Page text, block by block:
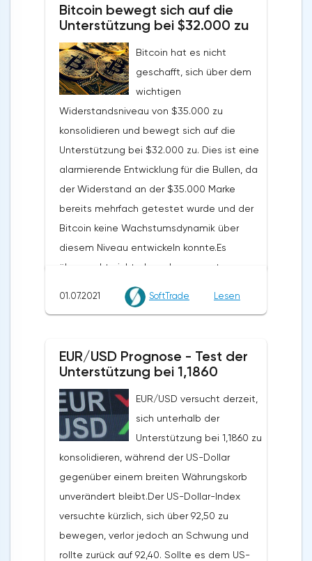
Bitcoin bewegt sich auf die
Unterstützung bei $32.000 zu
Bitcoin hat es nicht
geschafft, sich über dem
wichtigen
Widerstandsniveau von $35.000 zu
konsolidieren und bewegt sich auf die
Unterstützung bei $32.000 zu. Dies ist eine
alarmierende Entwicklung für die Bullen, da
der Widerstand an der $35.000 Marke
bereits mehrfach getestet wurde und der
Bitcoin keine Wachstumsdynamik über
diesem Niveau entwickeln konnte.Es
überrascht nicht, dass der gesamte
Kryptomarkt unter Druck geriet, nachdem
Bitcoin unter $35.000 gefallen war.
$2.150. Dogecoin ist unter ein wichtiges
und versucht, sich unter $0,24 zu
konsolidieren. XRP hat ebenfalls an
Schwung nach unten gewonnen und testet
die $0,66 Marke.Gestern schrieb ich, dass
Bitcoin zusätzliche
Wachstumskatalysatoren benötigt, um sich
über die $35.000-Marke zu bewegen. Zum
jetzigen Zeitpunkt sieht es so aus, als ob
01.07.2021 SoftTrade Lesen
EUR/USD Prognose - Test der
Unterstützung bei 1,1860
EUR/USD versucht derzeit,
sich unterhalb der
Unterstützung bei 1,1860 zu
konsolidieren, während der US-Dollar
gegenüber einem breiten Währungskorb
unverändert bleibt.Der US-Dollar-Index
versuchte kürzlich, sich über 92,50 zu
bewegen, verlor jedoch an Schwung und
rollte zurück auf 92,40. Sollte es dem US-